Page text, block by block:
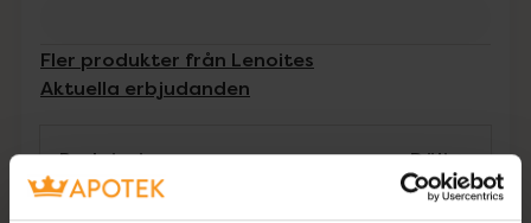
Fler produkter från Lenoites
Aktuella erbjudanden
Beskrivning Dölj